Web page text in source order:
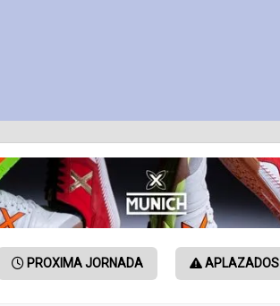
PROXIMA JORNADA APLAZADOS